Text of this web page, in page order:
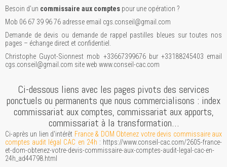
Besoin d’un commissaire aux comptes pour une opération ?
Mob 06 67 39 96 76 adresse email cgs.conseil@gmail.com
Demande de devis ou demande de rappel pastilles bleues sur toutes nos
pages – échange direct et confidentiel.
Christophe Guyot-Sionnest mob +33667399676 bur +33188245403 email
cgs.conseil@gmail.com site web www.conseil-cac.com
Ci-dessous liens avec les pages pivots des services
ponctuels ou permanents que nous commercialisons : index
commissariat aux comptes, commissariat aux apports,
commissariat à la transformation…
Ci-après un lien d'intérêt France & DOM Obtenez votre devis commissaire aux
comptes audit légal CAC en 24h : https://www.conseil-cac.com/2605-france-
et-dom-obtenez-votre-devis-commissaire-aux-comptes-audit-legal-cac-en-
24h_ad44798.html